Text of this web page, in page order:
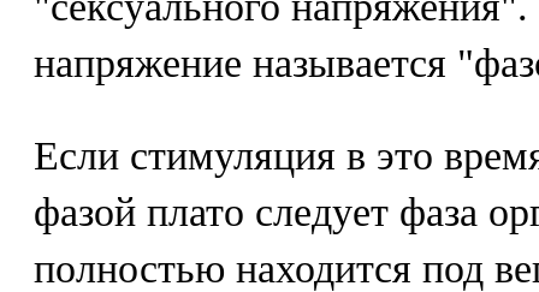
напряжение называется
Если стимуляция в это
фазой плато следует фаза
полностью находится под